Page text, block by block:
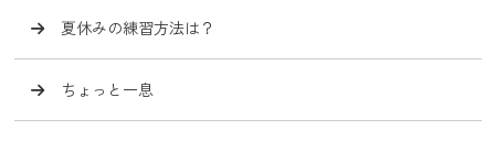
夏休みの練習方法は？
ちょっと一息